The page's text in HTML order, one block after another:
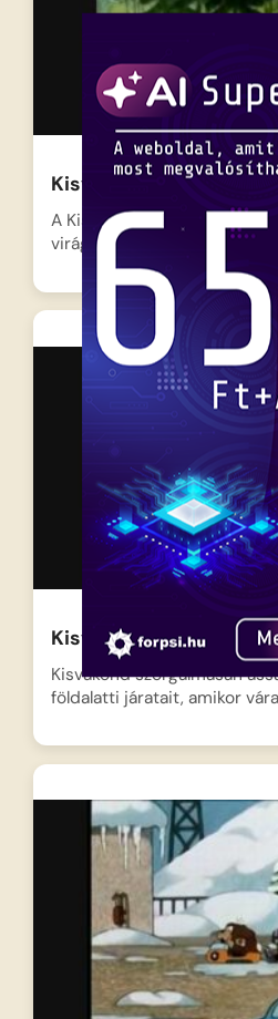
Kisvakond és a
A Kisvakond gondosan
virágoskertjét, ám a békés…
Kisvakond és a metró
Kisvakond szorgalmasan
földalatti járatait, amikor